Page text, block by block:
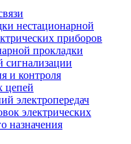
нестационарной
приборов
прокладки
сигнализации
и контроля
цепей
электропередач
электрических
назначения